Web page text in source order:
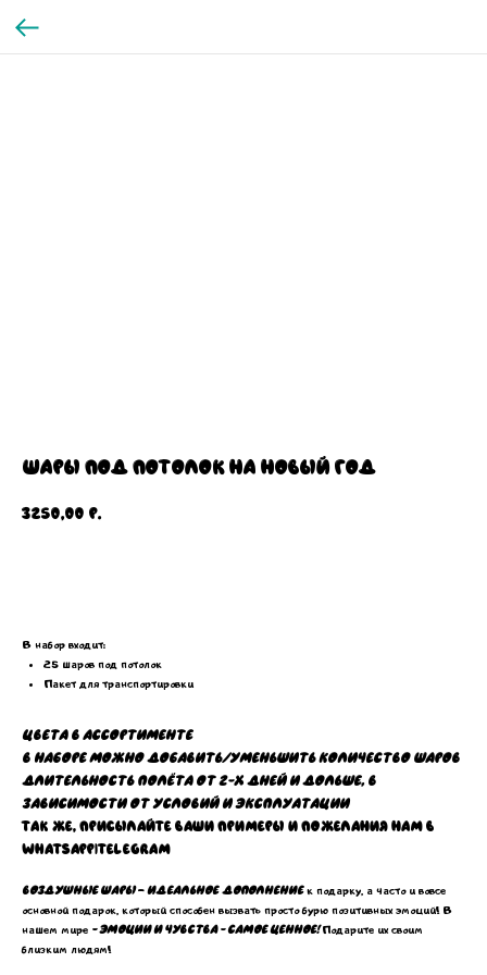
Шары под потолок на новый год
3250,00 р.
В набор входит:
25 шаров под потолок
Пакет для транспортировки
Цвета в ассортименте
В наборе можно добавить/уменьшить количество шаров
Длительность полёта от 2-х дней и дольше, в
зависимости от условий и эксплуатации
Так же, присылайте ваши примеры и пожелания нам в
WhatsApp|Telegram
Воздушные шары-идеальное дополнениек подарку, а часто и вовсе
основной подарок, который способен вызвать просто бурю позитивных эмоций! В
нашем мире - эмоции и чувства - самое ценное!Подарите их своим
близким людям!